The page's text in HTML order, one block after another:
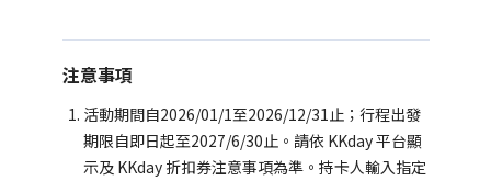
注意事項
活動期間自2026/01/1至2026/12/31止；行程出發
期限自即日起至2027/6/30止。請依 KKday 平台顯
示及 KKday 折扣券注意事項為準。持卡人輸入指定